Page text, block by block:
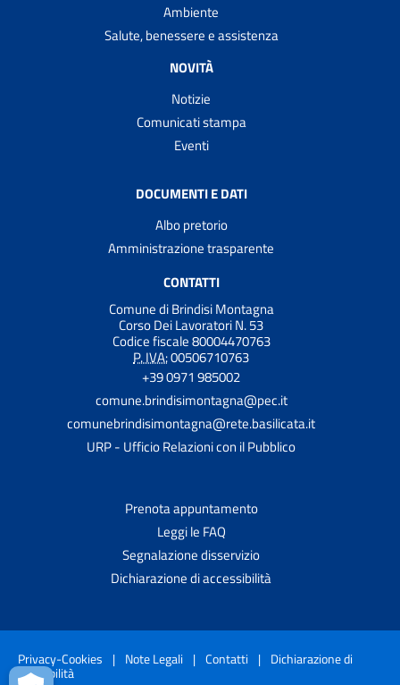
Ambiente
Salute, benessere e assistenza
NOVITÀ
Notizie
Comunicati stampa
Eventi
DOCUMENTI E DATI
Albo pretorio
Amministrazione trasparente
CONTATTI
Comune di Brindisi Montagna
Corso Dei Lavoratori N. 53
Codice fiscale 80004470763
P. IVA:00506710763
+39 0971 985002
comune.brindisimontagna@pec.it
comunebrindisimontagna@rete.basilicata.it
URP - Ufficio Relazioni con il Pubblico
Prenota appuntamento
Leggi le FAQ
Segnalazione disservizio
Dichiarazione di accessibilità
Privacy-Cookies | Note Legali | Contatti | Dichiarazione di
accessibilità